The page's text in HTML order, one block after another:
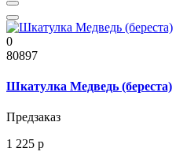
0
80897
Шкатулка Медведь (береста)
Предзаказ
1 225 р